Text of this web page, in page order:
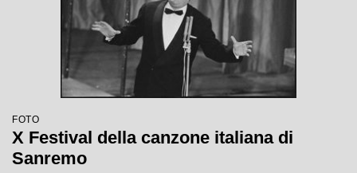
FOTO
X Festival della canzone italiana di
Sanremo